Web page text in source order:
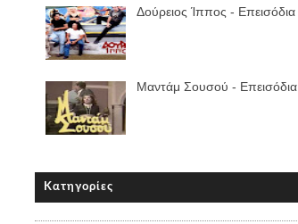
Δούρειος Ίππος - Επεισόδια
Μαντάμ Σουσού - Επεισόδια
Κατηγορίες